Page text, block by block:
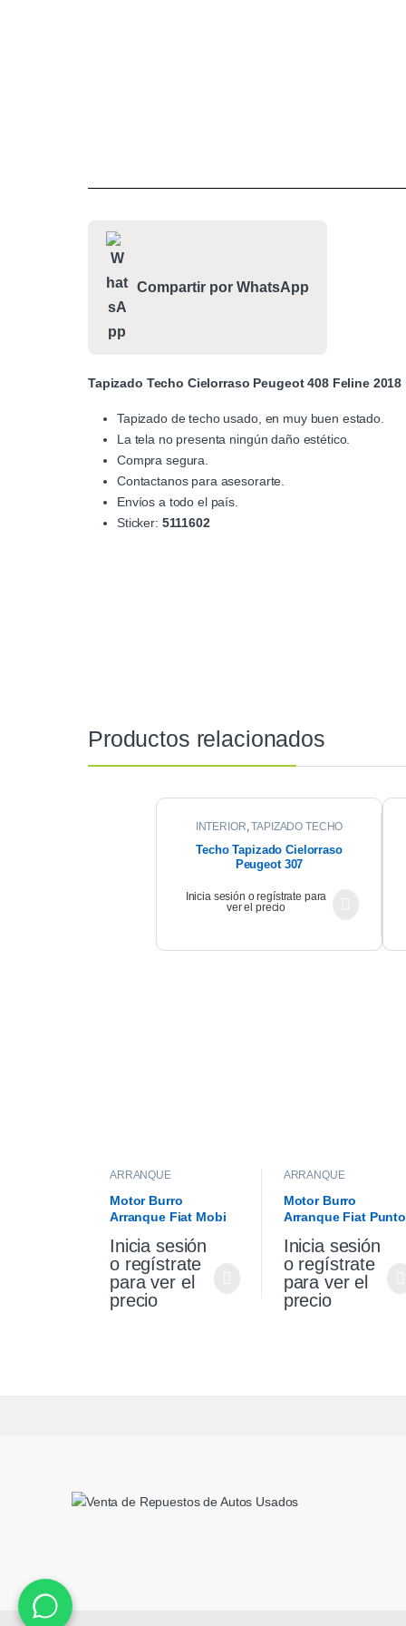
Compartir por WhatsApp
Tapizado Techo Cielorraso Peugeot 408 Feline 2018
Tapizado de techo usado, en muy buen estado.
La tela no presenta ningún daño estético.
Compra segura.
Contactanos para asesorarte.
Envíos a todo el país.
Sticker: 5111602
Productos relacionados
INTERIOR ,TAPIZADO TECHO
Techo Tapizado Cielorraso
Peugeot 307
Inicia sesión o regístrate para
ver el precio
ARRANQUE
Motor Burro
Arranque Fiat Mobi
Inicia sesión
o regístrate
para ver el
precio
ARRANQUE
Motor Burro
Arranque Fiat Punto
Original
Inicia sesión
o regístrate
para ver el
precio